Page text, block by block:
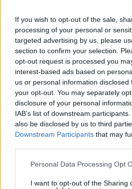
If you wish to opt-out of the sale,
processing of your personal or
targeted advertising by us, please
section to confirm your selection.
opt-out request is processed you
interest-based ads based on
us or personal information
your opt-out. You may separately
disclosure of your personal
IAB’s list of downstream
also be disclosed by us to third
Downstream Participants that may
Please note that this website/app
not limited to your visit or usage
Personal Data Processing Opt
I want to opt-out of the Sharing
09.08.2026, 08:01